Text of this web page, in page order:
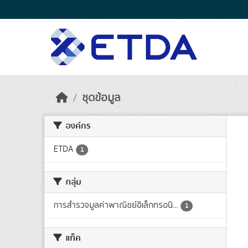
ชุดข้อมูล
องค์กร
ETDA 1
กลุ่ม
การสำรวจมูลค่าพาณิชย์อิเล็กทรอนิ... 1
แท็ค